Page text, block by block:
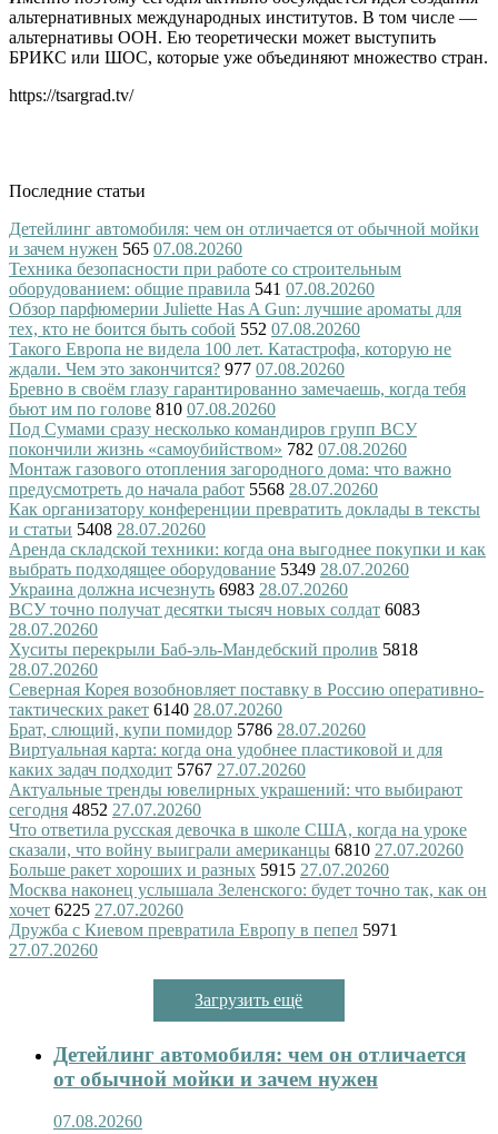
альтернативных международных институтов. В том числе —
альтернативы ООН. Ею теоретически может выступить
БРИКС или ШОС, которые уже объединяют множество стран.
https://tsargrad.tv/
Последние статьи
Детейлинг автомобиля: чем он отличается от обычной мойки
и зачем нужен 565 07.08.20260
Техника безопасности при работе со строительным
оборудованием: общие правила 541 07.08.20260
Обзор парфюмерии Juliette Has A Gun: лучшие ароматы для
тех, кто не боится быть собой 552 07.08.20260
Такого Европа не видела 100 лет. Катастрофа, которую не
ждали. Чем это закончится? 977 07.08.20260
Бревно в своём глазу гарантированно замечаешь, когда тебя
бьют им по голове 810 07.08.20260
Под Сумами сразу несколько командиров групп ВСУ
покончили жизнь «самоубийством» 782 07.08.20260
Монтаж газового отопления загородного дома: что важно
предусмотреть до начала работ 5568 28.07.20260
Как организатору конференции превратить доклады в тексты
и статьи 5408 28.07.20260
Аренда складской техники: когда она выгоднее покупки и как
выбрать подходящее оборудование 5349 28.07.20260
Украина должна исчезнуть 6983 28.07.20260
ВСУ точно получат десятки тысяч новых солдат 6083
28.07.20260
Хуситы перекрыли Баб-эль-Мандебский пролив 5818
28.07.20260
Северная Корея возобновляет поставку в Россию оперативно-
тактических ракет 6140 28.07.20260
Брат, слющий, купи помидор 5786 28.07.20260
Виртуальная карта: когда она удобнее пластиковой и для
каких задач подходит 5767 27.07.20260
Актуальные тренды ювелирных украшений: что выбирают
сегодня 4852 27.07.20260
Что ответила русская девочка в школе США, когда на уроке
сказали, что войну выиграли американцы 6810 27.07.20260
Больше ракет хороших и разных 5915 27.07.20260
Москва наконец услышала Зеленского: будет точно так, как он
хочет 6225 27.07.20260
Дружба с Киевом превратила Европу в пепел 5971
27.07.20260
Загрузить ещё
Детейлинг автомобиля: чем он отличается
от обычной мойки и зачем нужен
07.08.20260